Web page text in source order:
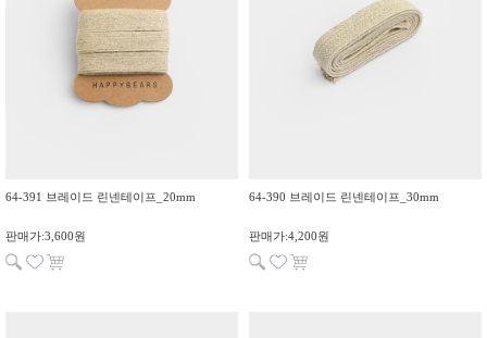
64-391 브레이드 린넨테이프_20mm
판매가:3,600원
64-390 브레이드 린넨테이프_30mm
판매가:4,200원